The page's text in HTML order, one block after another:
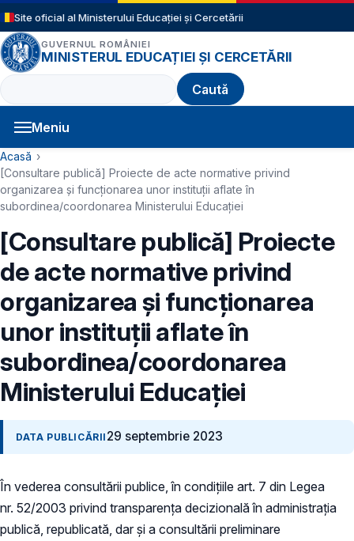
Sari la conținutul principal
Site oficial al Ministerului Educației și Cercetării
GUVERNUL ROMÂNIEI
MINISTERUL EDUCAȚIEI ȘI CERCETĂRII
Caută
Meniu
Navigație principală
Cale de navigare
Acasă
[Consultare publică] Proiecte de acte normative privind
organizarea și funcționarea unor instituții aflate în
subordinea/coordonarea Ministerului Educației
[Consultare publică] Proiecte
de acte normative privind
organizarea și funcționarea
unor instituții aflate în
subordinea/coordonarea
Ministerului Educației
DATA PUBLICĂRII 29 septembrie 2023
În vederea consultării publice, în condiţiile art. 7 din Legea
nr. 52/2003 privind transparenţa decizională în administraţia
publică, republicată, dar și a consultării preliminare